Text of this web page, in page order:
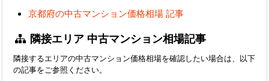
京都府の中古マンション価格相場 記事
隣接エリア 中古マンション相場記事
隣接するエリアの中古マンション価格相場を確認したい場合は、以下
の記事をご参照ください。